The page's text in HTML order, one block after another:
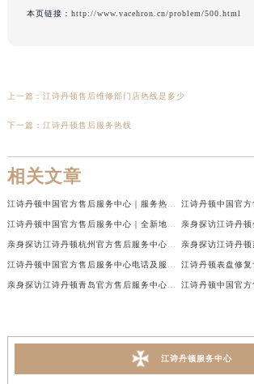
本页链接： http://www.vacehron.cn/problem/500.html
上一篇： 江诗丹顿售后维修部门店热线是多少
下一篇： 江诗丹顿售后服务热线
相关文章
江诗丹顿服务中心